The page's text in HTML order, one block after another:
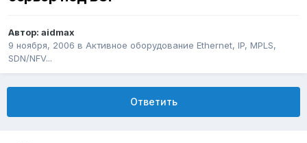
Автор: aidmax
9 ноября, 2006 в Активное оборудование Ethernet, IP, MPLS,
SDN/NFV...
Ответить